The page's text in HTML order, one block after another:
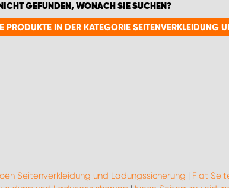
GEFUNDEN, WONACH SIE SUCHEN?
PRODUKTE IN DER KATEGORIE SEITENVERKLEIDUNG
Seitenverkleidung und Ladungssicherung | Fiat